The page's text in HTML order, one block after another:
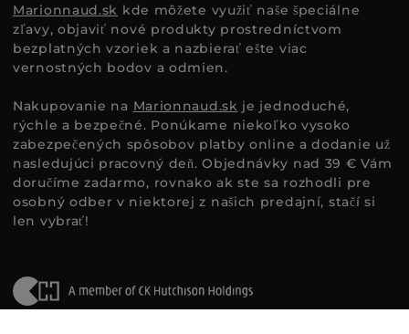
Marionnaud.sk kde môžete využiť naše špeciálne
zľavy, objaviť nové produkty prostredníctvom
bezplatných vzoriek a nazbierať ešte viac
vernostných bodov a odmien.
Nakupovanie na Marionnaud.sk je jednoduché,
rýchle a bezpečné. Ponúkame niekoľko vysoko
zabezpečených spôsobov platby online a dodanie už
nasledujúci pracovný deň. Objednávky nad 39 € Vám
doručíme zadarmo, rovnako ak ste sa rozhodli pre
osobný odber v niektorej z našich predajní, stačí si
len vybrať!